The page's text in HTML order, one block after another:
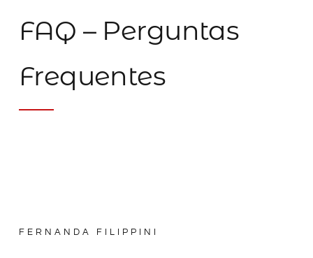
FAQ – Perguntas
Frequentes
FERNANDA FILIPPINI